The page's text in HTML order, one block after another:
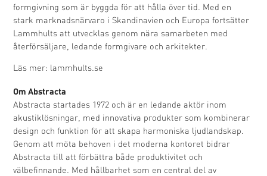
formgivning som är byggda för att hålla över tid. Med en
stark marknadsnärvaro i Skandinavien och Europa fortsätter
Lammhults att utvecklas genom nära samarbeten med
återförsäljare, ledande formgivare och arkitekter.
Läs mer: lammhults.se
Om Abstracta
Abstracta startades 1972 och är en ledande aktör inom
akustiklösningar, med innovativa produkter som kombinerar
design och funktion för att skapa harmoniska ljudlandskap.
Genom att möta behoven i det moderna kontoret bidrar
Abstracta till att förbättra både produktivitet och
välbefinnande. Med hållbarhet som en central del av